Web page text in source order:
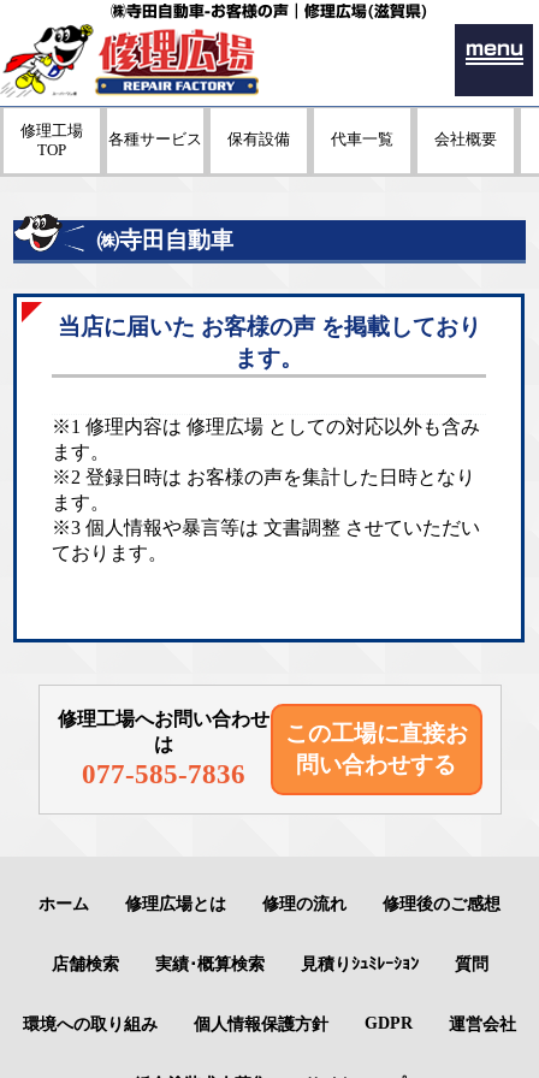
㈱寺田自動車-お客様の声｜修理広場(滋賀県)
menu
修理工場
TOP
各種サービス 保有設備 代車一覧 会社概要
㈱寺田自動車
当店に届いた お客様の声 を掲載しており
ます。
※1 修理内容は 修理広場 としての対応以外も含み
ます。
※2 登録日時は お客様の声を集計した日時となり
ます。
※3 個人情報や暴言等は 文書調整 させていただい
ております。
修理工場へお問い合わせ
は
077-585-7836
この工場に直接お
問い合わせする
ホーム 修理広場とは 修理の流れ 修理後のご感想
店舗検索 実績･概算検索 見積りｼｭﾐﾚｰｼｮﾝ 質問
環境への取り組み 個人情報保護方針 GDPR 運営会社